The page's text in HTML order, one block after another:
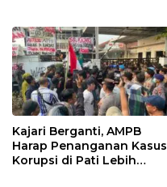
Sekolah Berbasis Agama
Kajari Berganti, AMPB
Harap Penanganan Kasus
Korupsi di Pati Lebih